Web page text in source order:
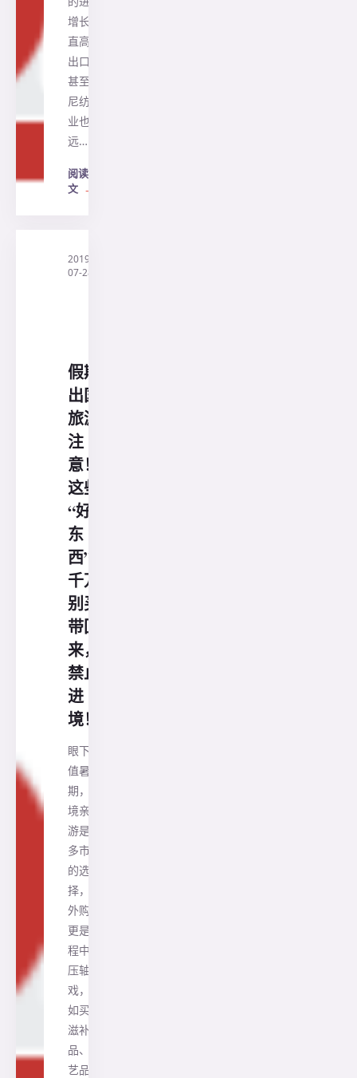
增长一
直高于
出口。
甚至印
尼纺织
业也远
远…
阅读全
文 →
2019-
07-28
假期
出国
旅游
注
意！
这些
“好
东
西”
千万
别买
带回
来，
禁止
进
境！
眼下正
值暑
期， 出
境亲子
游是很
多市民
的选
择， 境
外购物
更是行
程中的
压轴
戏， 比
如买点
滋补
品、工
艺品和